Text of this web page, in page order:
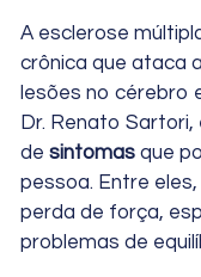
A esclerose
crônica que ataca
lesões no cérebro
Dr. Renato
de sintomas que
pessoa. Entre
perda de força,
problemas de